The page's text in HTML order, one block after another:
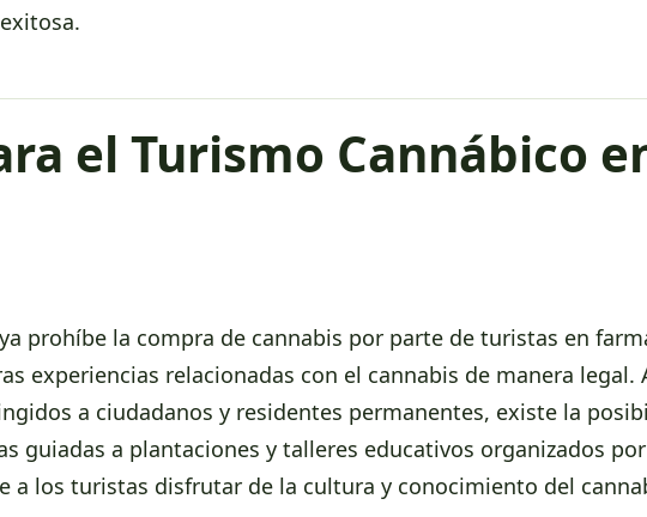
el Turismo Cannábico
prohíbe la compra de cannabis por parte de turistas en
experiencias relacionadas con el cannabis de manera legal.
a ciudadanos y residentes permanentes, existe la
guiadas a plantaciones y talleres educativos organizados
a los turistas disfrutar de la cultura y conocimiento del